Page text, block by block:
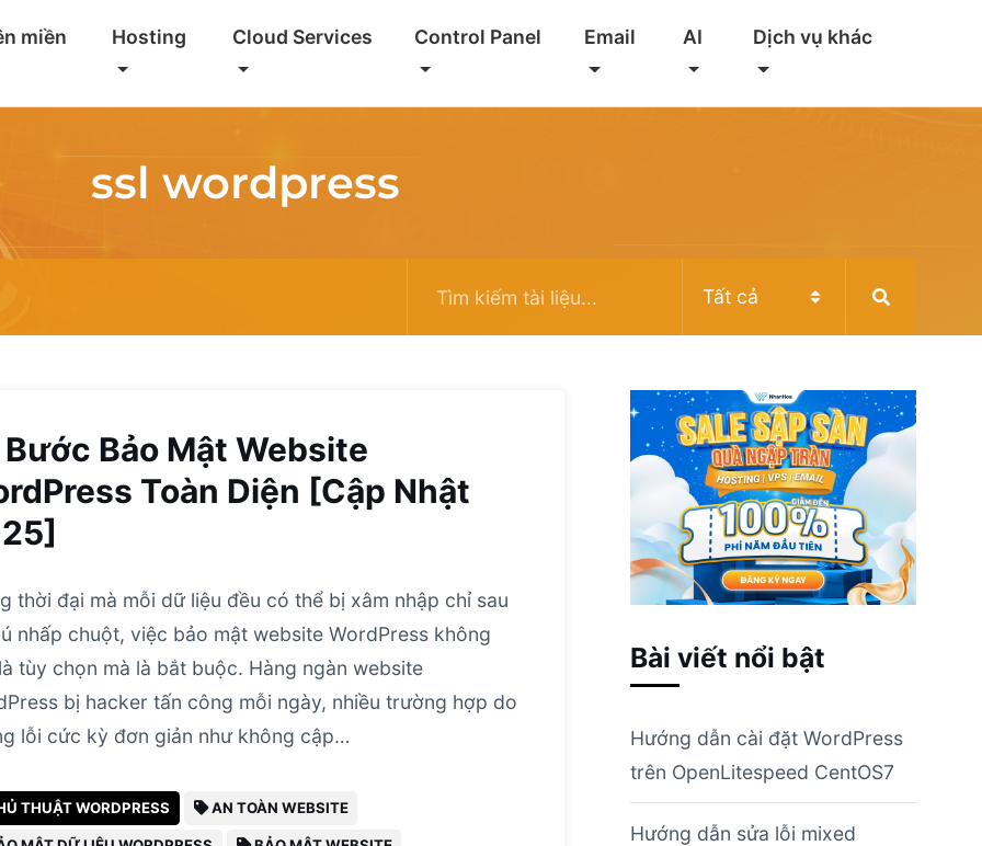
miền Hosting Cloud Services Control Panel Email AI Dịch vụ khác
ssl wordpress
Bước Bảo Mật Website
Toàn Diện [Cập Nhật
thời đại mà mỗi dữ liệu đều có thể bị xâm nhập chỉ sau
nhấp chuột, việc bảo mật website WordPress không
tùy chọn mà là bắt buộc. Hàng ngàn website
bị hacker tấn công mỗi ngày, nhiều trường hợp do
lỗi cức kỳ đơn giản như không cập…
THUẬT WORDPRESS AN TOÀN WEBSITE
Bài viết nổi bật
Hướng dẫn cài đặt WordPress
trên OpenLitespeed CentOS7
Hướng dẫn sửa lỗi mixed